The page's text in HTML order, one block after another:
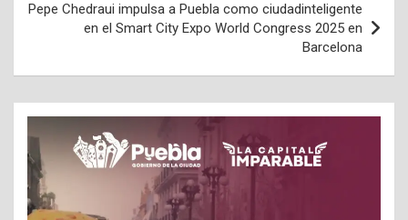
Pepe Chedraui impulsa a Puebla como ciudadinteligente
en el Smart City Expo World Congress 2025 en
Barcelona